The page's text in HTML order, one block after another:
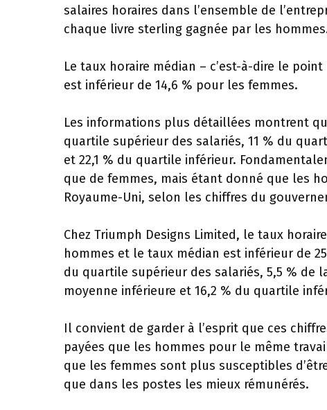
salaires horaires dans l’ensemble de
chaque livre sterling gagnée par les
Le taux horaire médian – c’est-à-dire le
est inférieur de 14,6 % pour les femmes.
Les informations plus détaillées montrent
quartile supérieur des salariés, 11 % du
et 22,1 % du quartile inférieur.
que de femmes, mais étant donné que les
Royaume-Uni, selon les chiffres du
Chez Triumph Designs Limited, le taux
hommes et le taux médian est inférieur de
du quartile supérieur des salariés, 5,5 % de
moyenne inférieure et 16,2 % du quartile
Il convient de garder à l’esprit que ces
payées que les hommes pour le même
que les femmes sont plus susceptibles
que dans les postes les mieux rémunérés.